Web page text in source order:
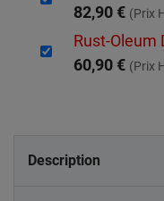
82,90 € (Prix
Rust-Oleum
60,90 € (Prix
Description